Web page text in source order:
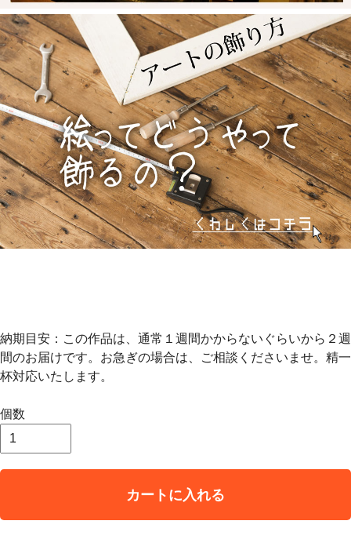
納期目安：この作品は、通常１週間かからないぐらいから２週
間のお届けです。お急ぎの場合は、ご相談くださいませ。精一
杯対応いたします。
個数
カートに入れる